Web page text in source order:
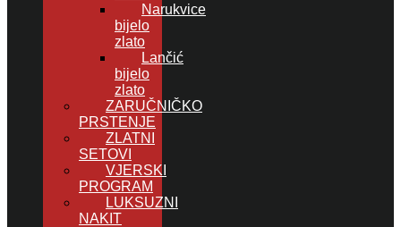
Narukvice
bijelo
zlato
Lančić
bijelo
zlato
ZARUČNIČKO
PRSTENJE
ZLATNI
SETOVI
VJERSKI
PROGRAM
LUKSUZNI
NAKIT